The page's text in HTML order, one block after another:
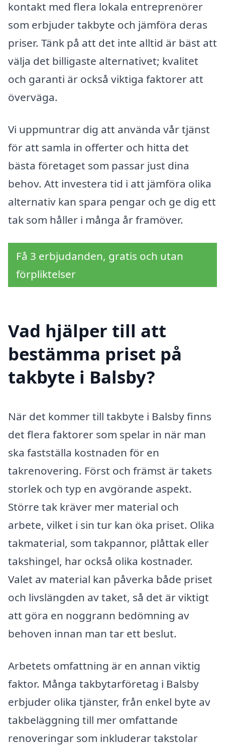
kontakt med flera lokala entreprenörer
som erbjuder takbyte och jämföra deras
priser. Tänk på att det inte alltid är bäst att
välja det billigaste alternativet; kvalitet
och garanti är också viktiga faktorer att
överväga.
Vi uppmuntrar dig att använda vår tjänst
för att samla in offerter och hitta det
bästa företaget som passar just dina
behov. Att investera tid i att jämföra olika
alternativ kan spara pengar och ge dig ett
tak som håller i många år framöver.
Få 3 erbjudanden, gratis och utan
förpliktelser
Vad hjälper till att
bestämma priset på
takbyte i Balsby?
När det kommer till takbyte i Balsby finns
det flera faktorer som spelar in när man
ska fastställa kostnaden för en
takrenovering. Först och främst är takets
storlek och typ en avgörande aspekt.
Större tak kräver mer material och
arbete, vilket i sin tur kan öka priset. Olika
takmaterial, som takpannor, plåttak eller
takshingel, har också olika kostnader.
Valet av material kan påverka både priset
och livslängden av taket, så det är viktigt
att göra en noggrann bedömning av
behoven innan man tar ett beslut.
Arbetets omfattning är en annan viktig
faktor. Många takbytarföretag i Balsby
erbjuder olika tjänster, från enkel byte av
takbeläggning till mer omfattande
renoveringar som inkluderar takstolar